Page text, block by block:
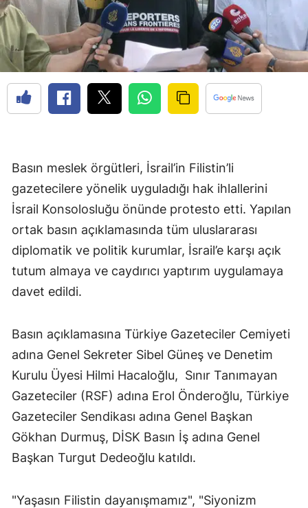
Basın meslek örgütleri, İsrail’in Filistin’li
gazetecilere yönelik uyguladığı hak ihlallerini
İsrail Konsolosluğu önünde protesto etti. Yapılan
ortak basın açıklamasında tüm uluslararası
diplomatik ve politik kurumlar, İsrail’e karşı açık
tutum almaya ve caydırıcı yaptırım uygulamaya
davet edildi.
Basın açıklamasına Türkiye Gazeteciler Cemiyeti
adına Genel Sekreter Sibel Güneş ve Denetim
Kurulu Üyesi Hilmi Hacaloğlu, Sınır Tanımayan
Gazeteciler (RSF) adına Erol Önderoğlu, Türkiye
Gazeteciler Sendikası adına Genel Başkan
Gökhan Durmuş, DİSK Basın İş adına Genel
Başkan Turgut Dedeoğlu katıldı.
"Yaşasın Filistin dayanışmamız", "Siyonizm